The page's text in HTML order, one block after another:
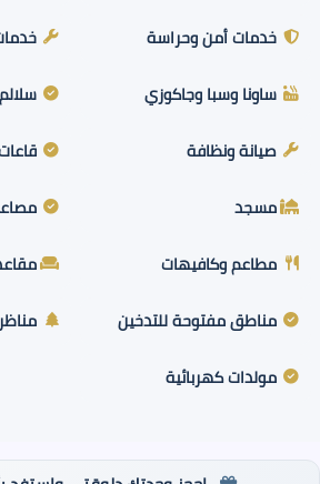
خدمات أمن وحراسة
ساونا وسبا وجاكوزي
صيانة ونظافة
مسجد
مطاعم وكافيهات
مناطق مفتوحة للتدخين
مولدات كهربائية